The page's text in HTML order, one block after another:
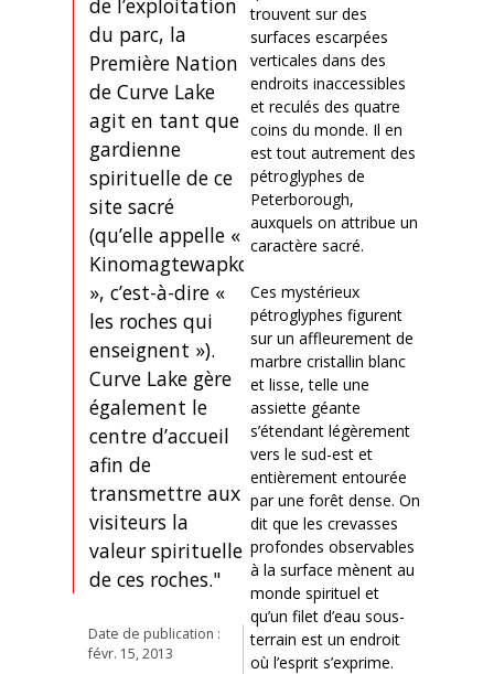
du parc, la
Première Nation
de Curve Lake
agit en tant que
gardienne
spirituelle de ce
site sacré
(qu’elle appelle «
Kinomagtewapkong
», c’est-à-dire «
les roches qui
enseignent »).
Curve Lake gère
également le
centre d’accueil
afin de
transmettre aux
visiteurs la
valeur spirituelle
de ces roches."
Date de publication :
févr. 15, 2013
trouvent sur des
surfaces escarpées
verticales dans des
endroits inaccessibles
et reculés des quatre
coins du monde. Il en
est tout autrement des
pétroglyphes de
Peterborough,
auxquels on attribue un
caractère sacré.
Ces mystérieux
pétroglyphes figurent
sur un affleurement de
marbre cristallin blanc
et lisse, telle une
assiette géante
s’étendant légèrement
vers le sud-est et
entièrement entourée
par une forêt dense. On
dit que les crevasses
profondes observables
à la surface mènent au
monde spirituel et
qu’un filet d’eau sous-
terrain est un endroit
où l’esprit s’exprime.